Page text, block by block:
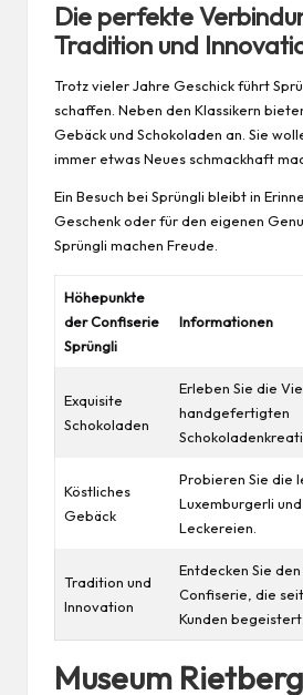
Die perfekte
Tradition und
Trotz vieler Jahre Geschick führt
schaffen. Neben den Klassikern
Gebäck und Schokoladen an. Sie
immer etwas Neues schmackhaft
Ein Besuch bei Sprüngli bleibt in
Geschenk oder für den eigenen
Sprüngli machen Freude.
Höhepunkte
der Confiserie
Sprüngli
Informationen
Exquisite
Schokoladen
Erleben Sie die
handgefertigten
Köstliches
Gebäck
Probieren Sie die
Luxemburgerli
Leckereien.
Tradition und
Innovation
Entdecken Sie
Confiserie, die
Kunden begeistert.
Museum Rietberg